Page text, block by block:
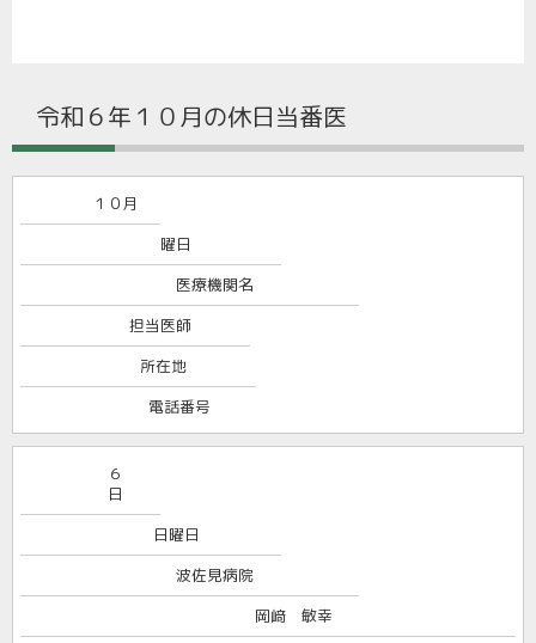
令和６年１０月の休日当番医
１０月
曜日
医療機関名
担当医師
所在地
電話番号
６
日
日曜日
波佐見病院
岡﨑 敏幸